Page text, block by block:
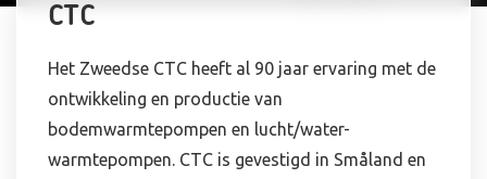
CTC
Het Zweedse CTC heeft al 90 jaar ervaring met de
ontwikkeling en productie van
bodemwarmtepompen en lucht/water-
warmtepompen. CTC is gevestigd in Småland en